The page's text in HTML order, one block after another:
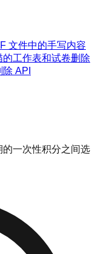
文件中的手写内容
的工作表和试卷删除
API
一次性积分之间选